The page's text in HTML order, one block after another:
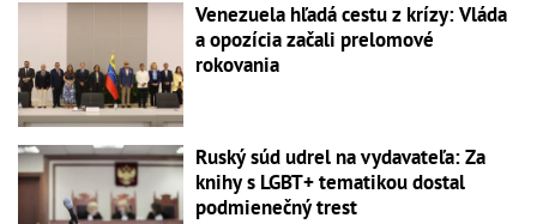
Venezuela hľadá cestu z krízy: Vláda
a opozícia začali prelomové
rokovania
Ruský súd udrel na vydavateľa: Za
knihy s LGBT+ tematikou dostal
podmienečný trest